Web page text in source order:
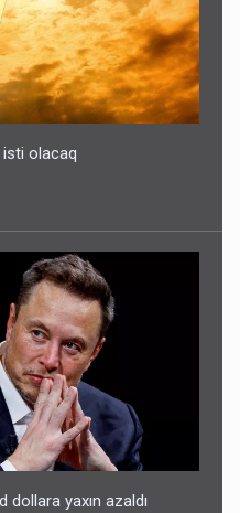
çox isti olacaq
olacaq
dollara yaxın azaldı